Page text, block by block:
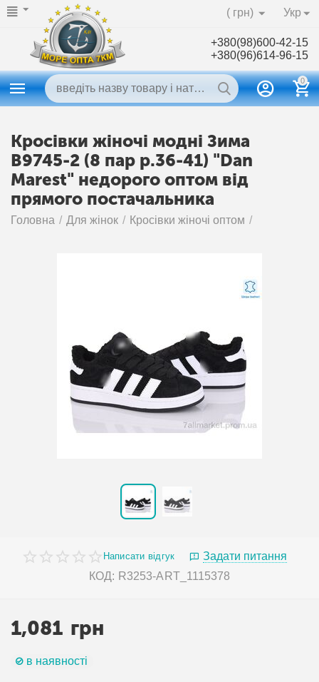
Укр
( грн)
+380(98)600-42-15
+380(96)614-96-15
0
Кросівки жіночі модні Зима
B9745-2 (8 пар р.36-41) "Dan
Marest" недорого оптом від
прямого постачальника
Головна / Для жінок / Кросівки жіночі оптом /
Написати відгук
Задати питання
КОД: R3253-ART_1115378
1,081 грн
в наявності